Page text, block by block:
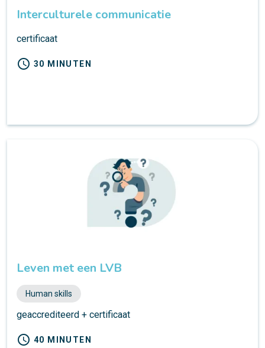
Interculturele communicatie
certificaat
schedule 30 MINUTEN
Leven met een LVB
Human skills
geaccrediteerd + certificaat
schedule 40 MINUTEN